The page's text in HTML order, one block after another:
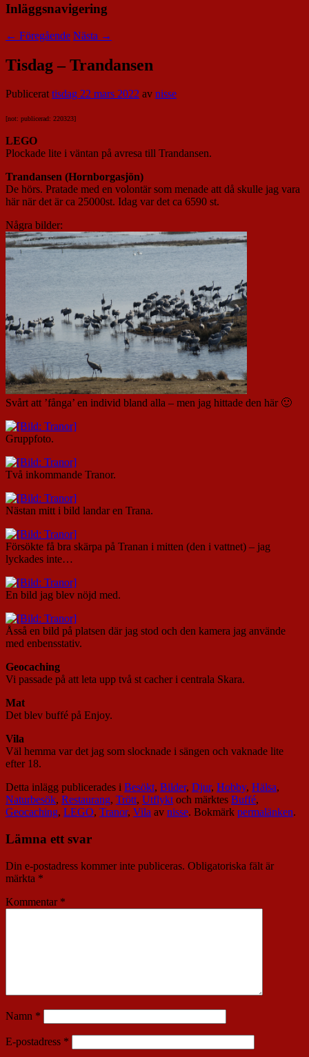
Inläggsnavigering
← Föregående Nästa →
Tisdag – Trandansen
Publicerattisdag 22 mars 2022 av nisse
[not: publicerad: 220323]
LEGO
Plockade lite i väntan på avresa till Trandansen.
Trandansen (Hornborgasjön)
De hörs. Pratade med en volontär som menade att då skulle jag vara
här när det är ca 25000st. Idag var det ca 6590 st.
Några bilder:
Svårt att ’fånga’ en individ bland alla – men jag hittade den här 🙂
Gruppfoto.
Två inkommande Tranor.
Nästan mitt i bild landar en Trana.
Försökte få bra skärpa på Tranan i mitten (den i vattnet) – jag
lyckades inte…
En bild jag blev nöjd med.
Åsså en bild på platsen där jag stod och den kamera jag använde
med enbensstativ.
Geocaching
Vi passade på att leta upp två st cacher i centrala Skara.
Mat
Det blev buffé på Enjoy.
Vila
Väl hemma var det jag som slocknade i sängen och vaknade lite
efter 18.
Detta inlägg publicerades i Besökt, Bilder, Djur, Hobby, Hälsa,
Naturbesök, Restaurang, Trött, Utflyktoch märktes Buffé,
Geocaching, LEGO, Tranor, Vila av nisse. Bokmärk permalänken.
Lämna ett svar
Din e-postadress kommer inte publiceras. Obligatoriska fält är
märkta *
Kommentar *
Namn *
E-postadress *